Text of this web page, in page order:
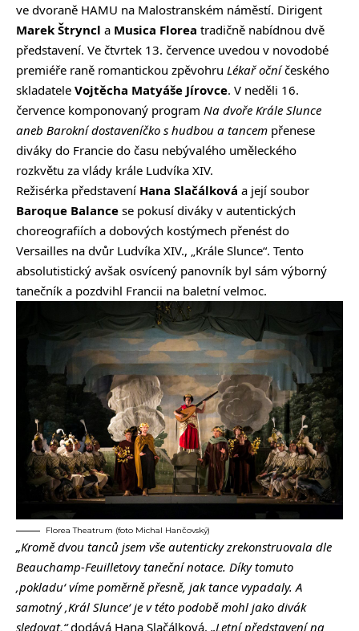
ve dvoraně HAMU na Malostranském náměstí. Dirigent
Marek Štryncl a Musica Florea tradičně nabídnou dvě
představení. Ve čtvrtek 13. července uvedou v novodobé
premiéře raně romantickou zpěvohru Lékař očníčeského
skladatele Vojtěcha Matyáše Jírovce. V neděli 16.
července komponovaný program Na dvoře Krále Slunce
aneb Barokní dostaveníčko s hudbou a tancem přenese
diváky do Francie do času nebývalého uměleckého
rozkvětu za vlády krále Ludvíka XIV.
Režisérka představení Hana Slačálková a její soubor
Baroque Balance se pokusí diváky v autentických
choreografiích a dobových kostýmech přenést do
Versailles na dvůr Ludvíka XIV., „Krále Slunce“. Tento
absolutistický avšak osvícený panovník byl sám výborný
tanečník a pozdvihl Francii na baletní velmoc.
Florea Theatrum (foto Michal Hančovský)
„Kromě dvou tanců jsem vše autenticky zrekonstruovala dle
Beauchamp-Feuilletovy taneční notace. Díky tomuto
‚pokladu‘ víme poměrně přesně, jak tance vypadaly. A
samotný ‚Král Slunce‘ je v této podobě mohl jako divák
sledovat,“dodává Hana Slačálková. „Letní představení na